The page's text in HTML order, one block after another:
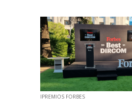
IPREMIOS FORBES